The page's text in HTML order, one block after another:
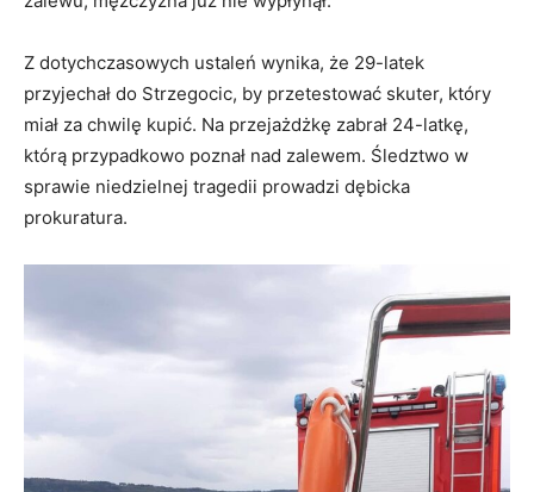
Z dotychczasowych ustaleń wynika, że 29-latek
przyjechał do Strzegocic, by przetestować skuter, który
miał za chwilę kupić. Na przejażdżkę zabrał 24-latkę,
którą przypadkowo poznał nad zalewem. Śledztwo w
sprawie niedzielnej tragedii prowadzi dębicka
prokuratura.